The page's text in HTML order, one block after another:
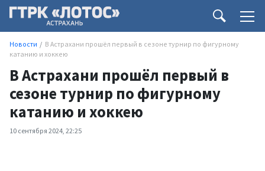
Новости
В Астрахани прошёл первый в сезоне турнир по фигурному
катанию и хоккею
В Астрахани прошёл первый в
сезоне турнир по фигурному
катанию и хоккею
10 сентября 2024, 22:25